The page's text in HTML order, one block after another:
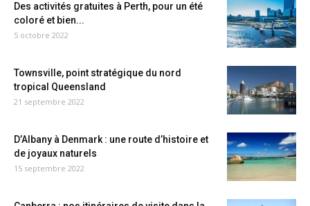
Des activités gratuites à Perth, pour un été
coloré et bien...
5 octobre 2022
Townsville, point stratégique du nord
tropical Queensland
21 septembre 2022
D’Albany à Denmark : une route d’histoire et
de joyaux naturels
15 septembre 2022